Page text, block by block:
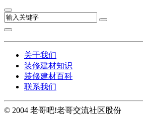
关于我们
装修建材知识
装修建材百科
联系我们
© 2004 老哥吧!老哥交流社区股份